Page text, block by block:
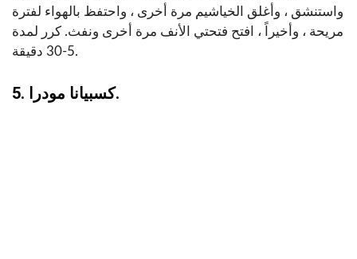
واستنشق ، وأغلق الخياشيم مرة أخرى ، واحتفظ بالهواء لفترة
مريحة ، وأخيراً ، افتح فتحتي الأنف مرة أخرى ونفث. كرر لمدة
5-30 دقيقة.
5. كسبيانا مودرا.